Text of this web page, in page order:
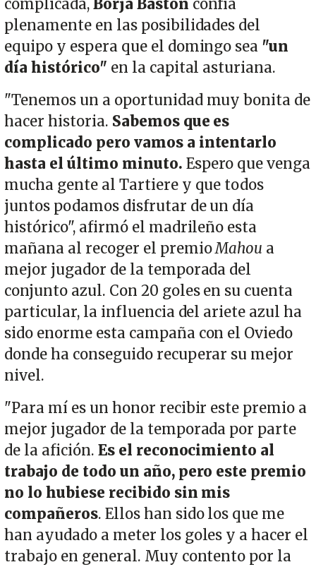
complicada,Borja Bastón confía
plenamente en las posibilidades del
equipo y espera que el domingo sea "un
día histórico" en la capital asturiana.
"Tenemos un a oportunidad muy bonita de
hacer historia. Sabemos que es
complicado pero vamos a intentarlo
hasta el último minuto. Espero que venga
mucha gente al Tartiere y que todos
juntos podamos disfrutar de un día
histórico", afirmó el madrileño esta
mañana al recoger el premioMahou a
mejor jugador de la temporada del
conjunto azul. Con 20 goles en su cuenta
particular, la influencia del ariete azul ha
sido enorme esta campaña con el Oviedo
donde ha conseguido recuperar su mejor
nivel.
"Para mí es un honor recibir este premio a
mejor jugador de la temporada por parte
de la afición. Es el reconocimiento al
trabajo de todo un año, pero este premio
no lo hubiese recibido sin mis
compañeros. Ellos han sido los que me
han ayudado a meter los goles y a hacer el
trabajo en general. Muy contento por la